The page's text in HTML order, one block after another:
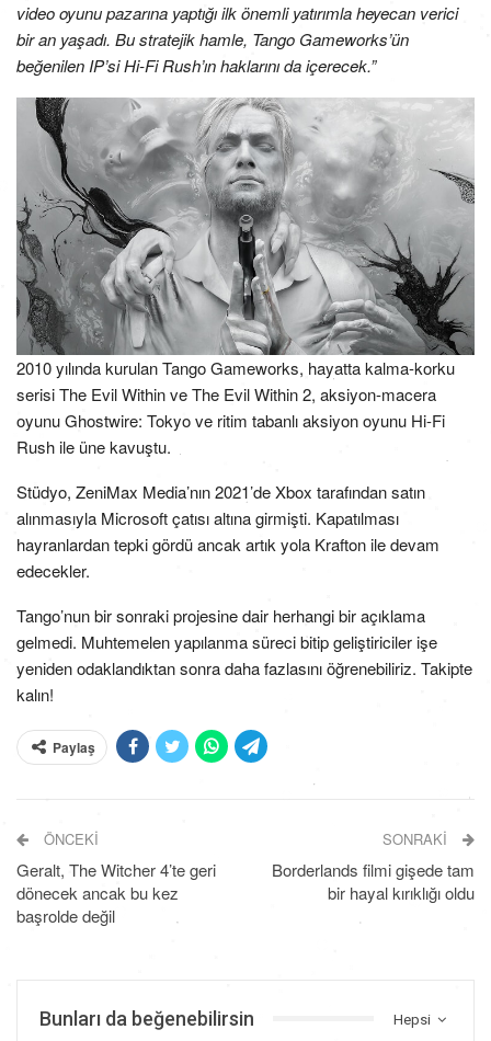
video oyunu pazarına yaptığı ilk önemli yatırımla heyecan verici
bir an yaşadı. Bu stratejik hamle, Tango Gameworks’ün
beğenilen IP’si Hi-Fi Rush’ın haklarını da içerecek.”
2010 yılında kurulan Tango Gameworks, hayatta kalma-korku
serisi The Evil Within ve The Evil Within 2, aksiyon-macera
oyunu Ghostwire: Tokyo ve ritim tabanlı aksiyon oyunu Hi-Fi
Rush ile üne kavuştu.
Stüdyo, ZeniMax Media’nın 2021’de Xbox tarafından satın
alınmasıyla Microsoft çatısı altına girmişti. Kapatılması
hayranlardan tepki gördü ancak artık yola Krafton ile devam
edecekler.
Tango’nun bir sonraki projesine dair herhangi bir açıklama
gelmedi. Muhtemelen yapılanma süreci bitip geliştiriciler işe
yeniden odaklandıktan sonra daha fazlasını öğrenebiliriz. Takipte
kalın!
Paylaş
ÖNCEKI
Geralt, The Witcher 4’te geri
dönecek ancak bu kez
başrolde değil
SONRAKI
Borderlands filmi gişede tam
bir hayal kırıklığı oldu
Hepsi
Bunları da beğenebilirsin